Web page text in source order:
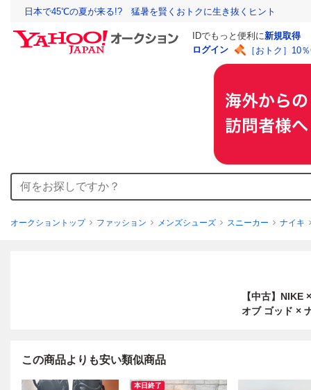
日本で45℃の夏が来る!? 猛暑を賢くおトクに生き抜くヒント
IDでもっと便利に新規取得
ログイン
［おトク］10
オークショントップ ファッション メンズシューズ スニーカー ナイキ
【中古】
オブ ゴッド ×
この商品よりも安い類似商品
本日終了